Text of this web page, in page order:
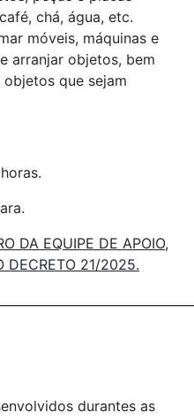
chá, água, etc.
móveis, máquinas e
arranjar objetos, bem
que sejam
DA EQUIPE DE APOIO,
DECRETO 21/2025.
durantes as